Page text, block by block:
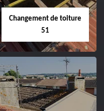
Changement de toiture
51
Changement de